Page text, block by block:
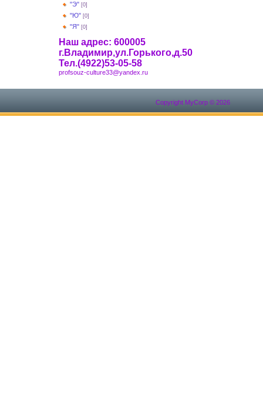
"Э" [0]
"Ю" [0]
"Я" [0]
Наш адрес: 600005
г.Владимир,ул.Горького,д.50
Тел.(4922)53-05-58
profsouz-culture33@yandex.ru
Copyright MyCorp © 2026